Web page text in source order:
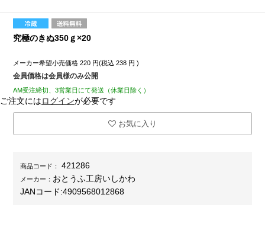
究極のきぬ350ｇ×20
メーカー希望小売価格 220 円(税込238 円 )
会員価格は会員様のみ公開
AM受注締切、3営業日にて発送（休業日除く）
ご注文にはログインが必要です
お気に入り
商品コード： 421286
メーカー： おとうふ工房いしかわ
JANコード:4909568012868